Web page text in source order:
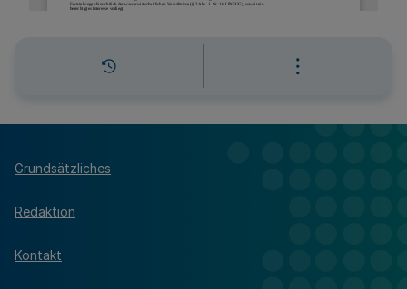
Grundsätzliches
Redaktion
Kontakt